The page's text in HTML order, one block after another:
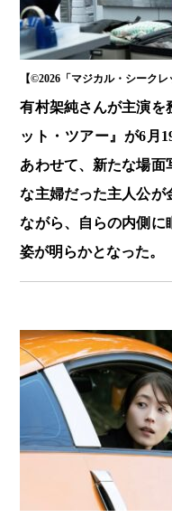
【©️2026「マジカル・シーク
有村架純さんが主演を
ット・ツアー』が6月
あわせて、新たな場面
な主婦だった主人公が
ながら、自らの内側に
姿が明らかとなった。